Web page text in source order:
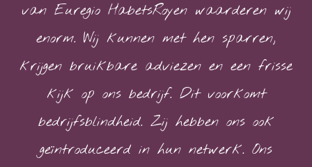
van Euregio HabetsRoyen waarderen wij
enorm. Wij kunnen met hen sparren,
krijgen bruikbare adviezen en een frisse
kijk op ons bedrijf. Dit voorkomt
bedrijfsblindheid. Zij hebben ons ook
geïntroduceerd in hun netwerk. Ons